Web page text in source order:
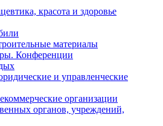
красота и здоровье
материалы
Конференции
и управленческие
организации
органов, учреждений,